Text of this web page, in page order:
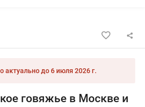
актуально до6 июля 2026 г.
говяжье в Москве и